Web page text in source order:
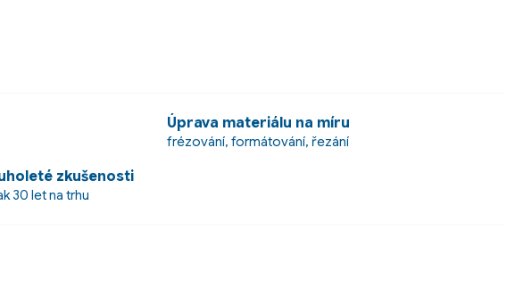
Úprava materiálu na míru
frézování, formátování, řezání
zkušenosti
30 let na trhu